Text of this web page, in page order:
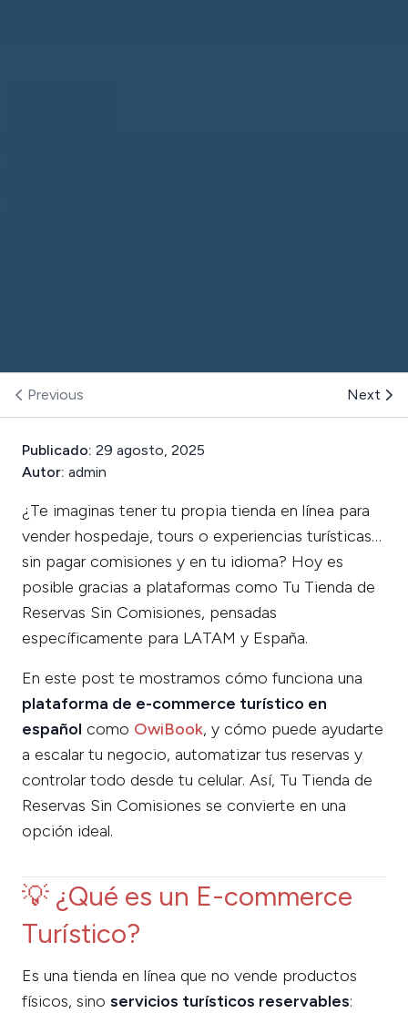
Previous Next
Publicado: 29 agosto, 2025
Autor: admin
¿Te imaginas tener tu propia tienda en línea para
vender hospedaje, tours o experiencias turísticas…
sin pagar comisiones y en tu idioma? Hoy es
posible gracias a plataformas como Tu Tienda de
Reservas Sin Comisiones, pensadas
específicamente para LATAM y España.
En este post te mostramos cómo funciona una
plataforma de e-commerce turístico en
español como OwiBook, y cómo puede ayudarte
a escalar tu negocio, automatizar tus reservas y
controlar todo desde tu celular. Así, Tu Tienda de
Reservas Sin Comisiones se convierte en una
opción ideal.
💡 ¿Qué es un E-commerce
Turístico?
Es una tienda en línea que no vende productos
físicos, sino servicios turísticos reservables: